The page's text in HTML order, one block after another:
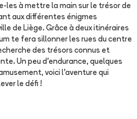
les à mettre la main sur le trésor de
aux différentes énigmes
de Liège. Grâce à deux itinéraires
te fera sillonner les rues du centre
des trésors connus et
Un peu d'endurance, quelques
voici l'aventure qui
le défi !